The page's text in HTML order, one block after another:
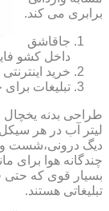
برابری می کند.
جاقاشق
داخل کشو
خرید
تبلیغات
طراحی بدنه
لیتر آب در هر
چندگانه هوا برای
بسیار قوی که حتی
تبلیغاتی هستند.